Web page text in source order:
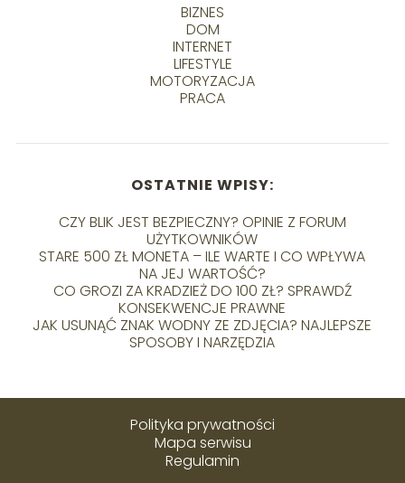
BIZNES
DOM
INTERNET
LIFESTYLE
MOTORYZACJA
PRACA
OSTATNIE WPISY:
CZY BLIK JEST BEZPIECZNY? OPINIE Z FORUM
UŻYTKOWNIKÓW
STARE 500 ZŁ MONETA – ILE WARTE I CO WPŁYWA
NA JEJ WARTOŚĆ?
CO GROZI ZA KRADZIEŻ DO 100 ZŁ? SPRAWDŹ
KONSEKWENCJE PRAWNE
JAK USUNĄĆ ZNAK WODNY ZE ZDJĘCIA? NAJLEPSZE
SPOSOBY I NARZĘDZIA
Polityka prywatności
Mapa serwisu
Regulamin